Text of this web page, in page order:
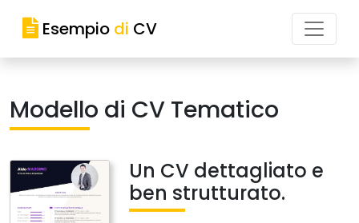
Esempio di CV
Modello di CV Tematico
Un CV dettagliato e
ben strutturato.